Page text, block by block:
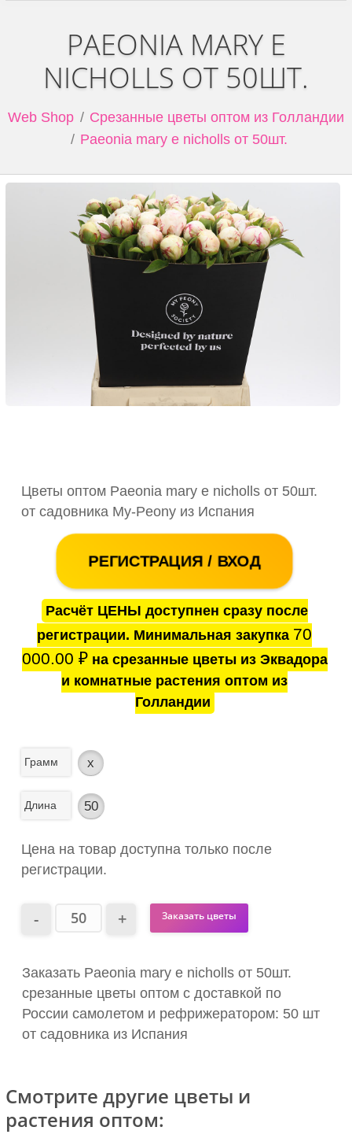
PAEONIA MARY E
NICHOLLS ОТ 50ШТ.
Web Shop
Срезанные цветы оптом из Голландии
Paeonia mary e nicholls от 50шт.
Цветы оптом Paeonia mary e nicholls от 50шт.
от садовника My-Peony из Испания
РЕГИСТРАЦИЯ / ВХОД
Расчёт ЦЕНЫ доступнен сразу после
регистрации. Минимальная закупка 70
000.00 ₽на срезанные цветы из Эквадора
и комнатные растения оптом из
Голландии
Грамм x
Длина 50
Цена на товар доступна только после
регистрации.
Заказать цветы
Заказать Paeonia mary e nicholls от 50шт.
срезанные цветы оптом с доставкой по
России самолетом и рефрижератором: 50 шт
от садовника из Испания
Смотрите другие цветы и
растения оптом: